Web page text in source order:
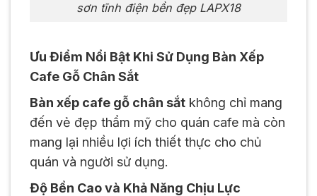
sơn tĩnh điện bền đẹp LAPX18
Ưu Điểm Nổi Bật Khi Sử Dụng Bàn Xếp
Cafe Gỗ Chân Sắt
Bàn xếp cafe gỗ chân sắt không chỉ mang
đến vẻ đẹp thẩm mỹ cho quán cafe mà còn
mang lại nhiều lợi ích thiết thực cho chủ
quán và người sử dụng.
Độ Bền Cao và Khả Năng Chịu Lực